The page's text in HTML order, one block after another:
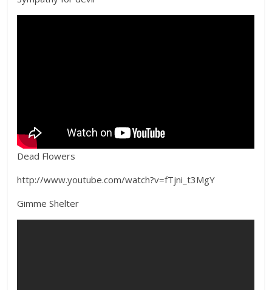
Dead Flowers
http://www.youtube.com/watch?v=fTjni_t3MgY
Gimme Shelter